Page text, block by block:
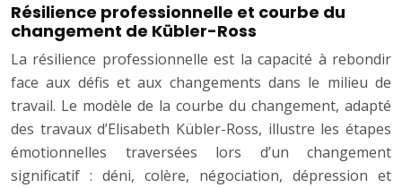
Résilience professionnelle et courbe du
changement de Kübler-Ross
La résilience professionnelle est la capacité à rebondir
face aux défis et aux changements dans le milieu de
travail. Le modèle de la courbe du changement, adapté
des travaux d’Elisabeth Kübler-Ross, illustre les étapes
émotionnelles traversées lors d’un changement
significatif : déni, colère, négociation, dépression et